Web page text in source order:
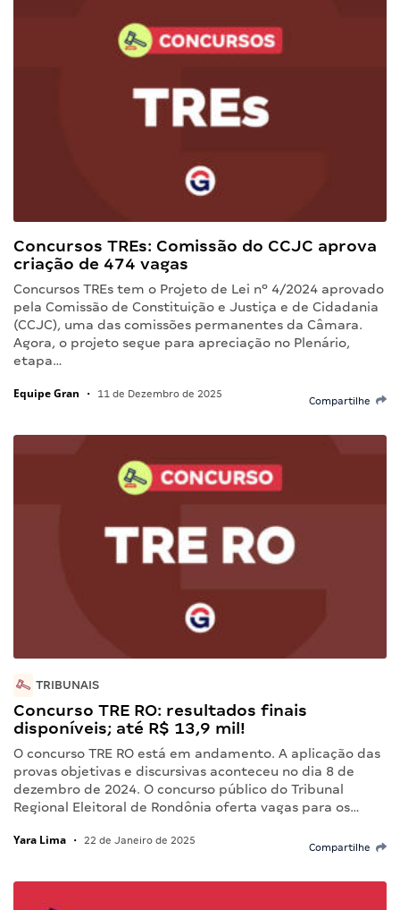
Concursos TREs: Comissão do CCJC aprova
criação de 474 vagas
Concursos TREs tem o Projeto de Lei nº 4/2024 aprovado
pela Comissão de Constituição e Justiça e de Cidadania
(CCJC), uma das comissões permanentes da Câmara.
Agora, o projeto segue para apreciação no Plenário,
etapa…
Equipe Gran • 11 de Dezembro de 2025
Compartilhe
TRIBUNAIS
Concurso TRE RO: resultados finais
disponíveis; até R$ 13,9 mil!
O concurso TRE RO está em andamento. A aplicação das
provas objetivas e discursivas aconteceu no dia 8 de
dezembro de 2024. O concurso público do Tribunal
Regional Eleitoral de Rondônia oferta vagas para os…
Yara Lima • 22 de Janeiro de 2025
Compartilhe